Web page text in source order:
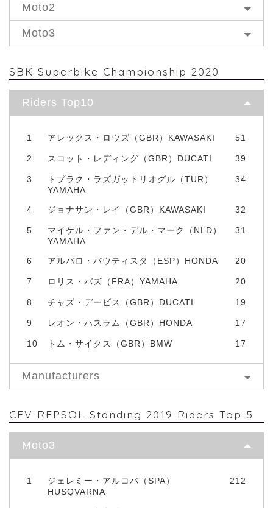
Moto2
Moto3
SBK Superbike Championship 2020
Riders Top10
1 アレックス・ロウズ（GBR）KAWASAKI 51
2 スコット・レディング（GBR）DUCATI 39
3
トプラク・ラズガットリオグル（TUR）
YAMAHA
34
4 ジョナサン・レイ（GBR）KAWASAKI 32
5
マイケル・ファン・デル・マーク（NLD）
YAMAHA
31
6 アルバロ・バウティスタ（ESP）HONDA 20
7 ロリス・バズ（FRA）YAMAHA 20
8 チャズ・デービス（GBR）DUCATI 19
9 レオン・ハスラム（GBR）HONDA 17
10 トム・サイクス（GBR）BMW 17
Manufacturers
CEV REPSOL Standing 2019 Riders Top 5
Moto3
1
ジェレミー・アルコバ（SPA）
HUSQVARNA
212